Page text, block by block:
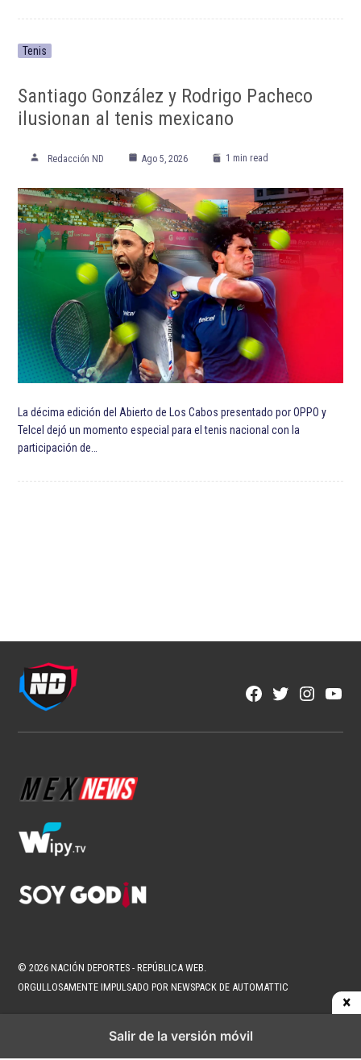
ETIQUETADO: Bayern de Múnich Club Tigres
Juventus de Turín Liga MX Primera División de México
NFL
Los corredores vuelven a ser
protagonistas en la NFL
Fran González Ago 6, 2026